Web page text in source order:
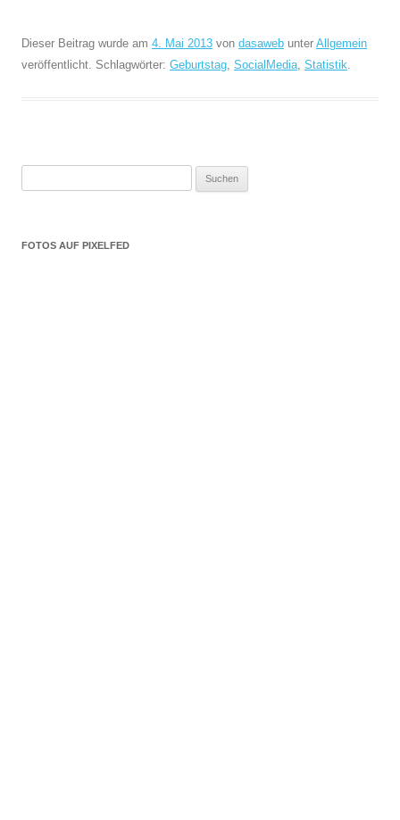
Dieser Beitrag wurde am 4. Mai 2013 von dasaweb unter Allgemein
veröffentlicht. Schlagwörter: Geburtstag, SocialMedia, Statistik.
FOTOS AUF PIXELFED